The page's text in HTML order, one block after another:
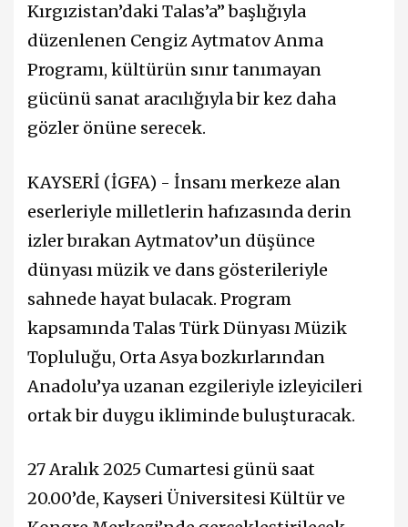
Kırgızistan’daki Talas’a” başlığıyla
düzenlenen Cengiz Aytmatov Anma
Programı, kültürün sınır tanımayan
gücünü sanat aracılığıyla bir kez daha
gözler önüne serecek.
KAYSERİ (İGFA) - İnsanı merkeze alan
eserleriyle milletlerin hafızasında derin
izler bırakan Aytmatov’un düşünce
dünyası müzik ve dans gösterileriyle
sahnede hayat bulacak. Program
kapsamında Talas Türk Dünyası Müzik
Topluluğu, Orta Asya bozkırlarından
Anadolu’ya uzanan ezgileriyle izleyicileri
ortak bir duygu ikliminde buluşturacak.
27 Aralık 2025 Cumartesi günü saat
20.00’de, Kayseri Üniversitesi Kültür ve